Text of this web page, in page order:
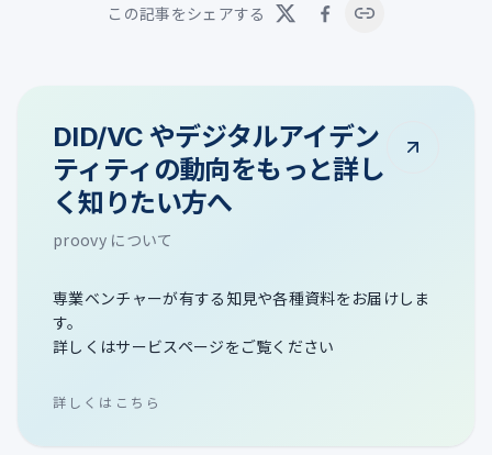
この記事をシェアする
DID/VC やデジタルアイデン
ティティの動向をもっと詳し
く知りたい方へ
proovy について
専業ベンチャーが有する知見や各種資料をお届けしま
す。
詳しくはサービスページをご覧ください
詳しくはこちら